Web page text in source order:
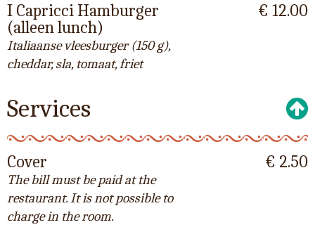
I Capricci Hamburger
(alleen lunch)
Italiaanse vleesburger (150 g),
cheddar, sla, tomaat, friet
€ 12.00
Services
Cover
The bill must be paid at the
restaurant. It is not possible to
charge in the room.
€ 2.50